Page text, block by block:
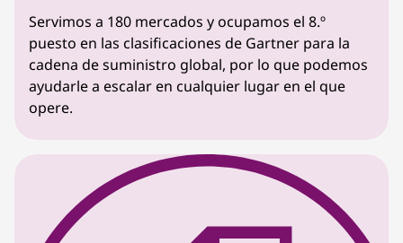
Servimos a 180 mercados y ocupamos el 8.º
puesto en las clasificaciones de Gartner para la
cadena de suministro global, por lo que podemos
ayudarle a escalar en cualquier lugar en el que
opere.